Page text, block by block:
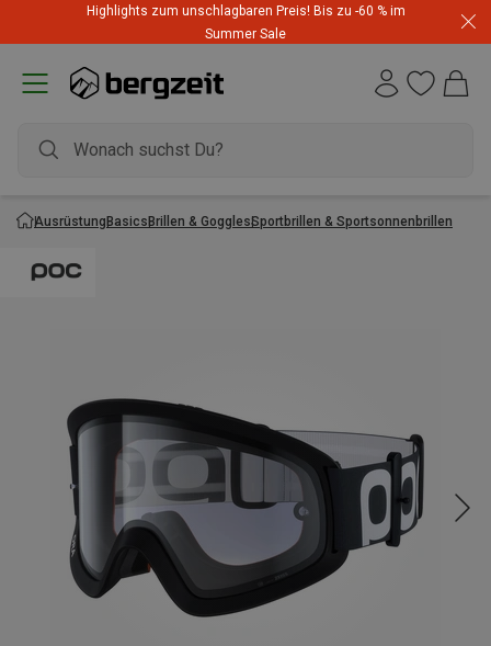
Highlights zum unschlagbaren Preis! Bis zu -60 % im
Summer Sale
AusrüstungBasicsBrillen & GogglesSportbrillen & Sportsonnenbrillen